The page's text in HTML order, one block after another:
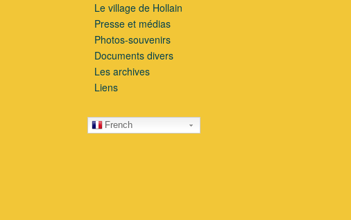
Le village de Hollain
Presse et médias
Photos-souvenirs
Documents divers
Les archives
Liens
French